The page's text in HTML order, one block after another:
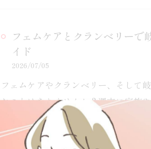
フェムケアとクランベリー
イド
2026/07/05
フェムケアやクランベリー、そして
たことはありませんか？週末に家族
材や自然が織りなす特…